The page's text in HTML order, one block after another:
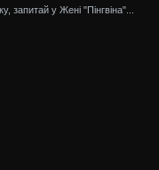
запитай у Жені "Пінгвіна"...